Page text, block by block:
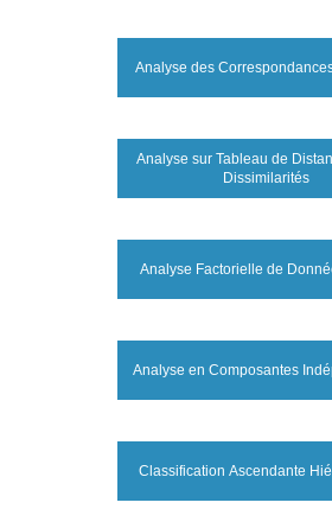
Analyse des
Analyse sur Tableau de
Dissimilarités
Analyse Factorielle de
Analyse en Composantes
Classification Ascendante